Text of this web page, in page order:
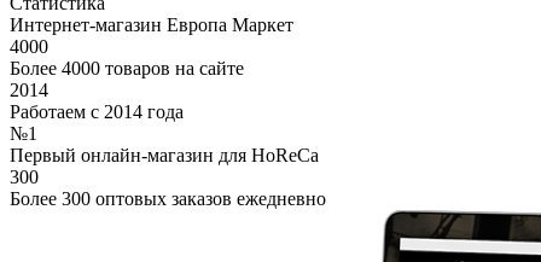
Интернет-магазин Европа Маркет
4000
Более 4000 товаров на сайте
2014
Работаем с 2014 года
№1
Первый онлайн-магазин для HoReCa
300
Более 300 оптовых заказов ежедневно